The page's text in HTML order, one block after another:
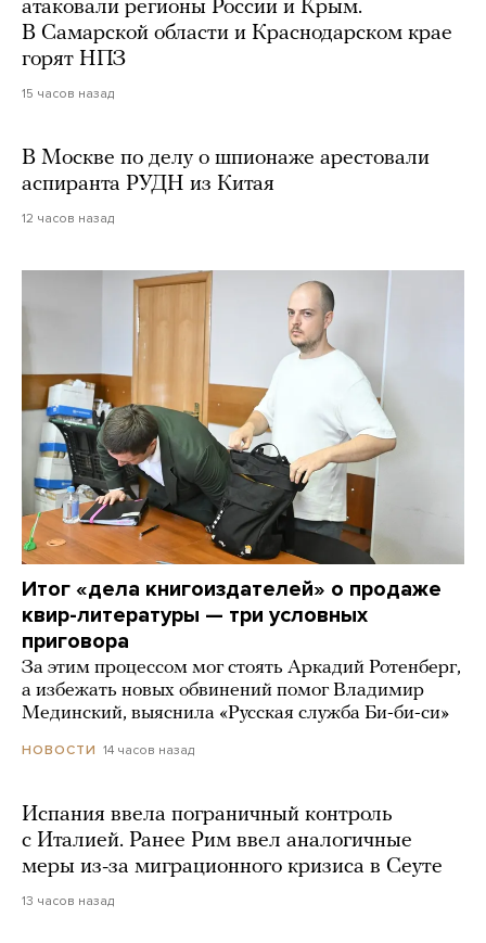
атаковали регионы России и Крым.
В Самарской области и Краснодарском крае
горят НПЗ
15 часов назад
В Москве по делу о шпионаже арестовали
аспиранта РУДН из Китая
12 часов назад
Итог «дела книгоиздателей» о продаже
квир-литературы — три условных
приговора
За этим процессом мог стоять Аркадий Ротенберг,
а избежать новых обвинений помог Владимир
Мединский, выяснила «Русская служба Би-би-си»
НОВОСТИ 14 часов назад
Испания ввела пограничный контроль
с Италией. Ранее Рим ввел аналогичные
меры из-за миграционного кризиса в Сеуте
13 часов назад